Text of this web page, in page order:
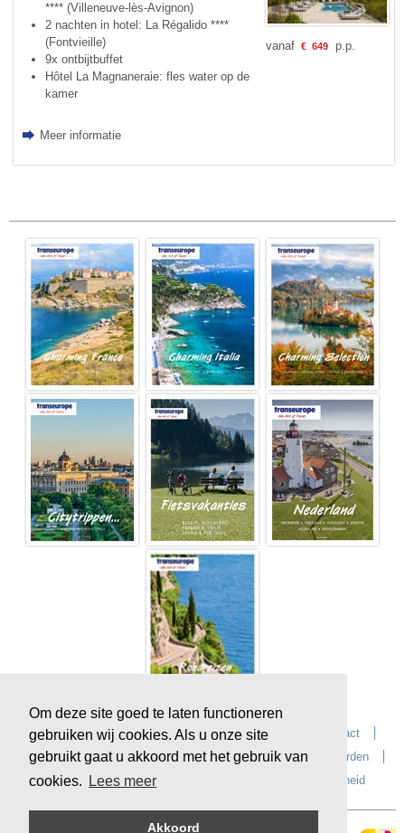
Om deze site goed te laten functioneren
gebruiken wij cookies. Als u onze site
gebruikt gaat u akkoord met het gebruik van
cookies.
Lees meer
Akkoord
**** (Villeneuve-lès-Avignon)
2 nachten in hotel: La Régalido ****
(Fontvieille)
9x ontbijtbuffet
Hôtel La Magnaneraie: fles water op de
kamer
Meer informatie
vanaf € 649p.p.
Home Over Transeurope Vacatures
Contact
Vragen?
Reiskantoren Extras
Reisvoorwaarden
Reisverzekeringen
Duurzaamheid